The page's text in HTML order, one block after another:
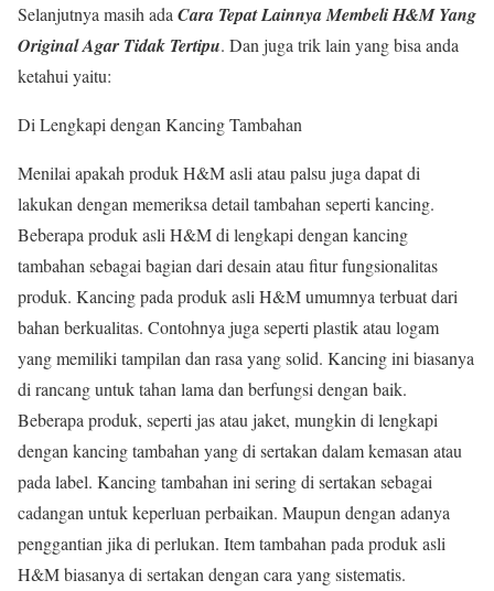
Selanjutnya masih ada Cara Tepat Lainnya Membeli H&M Yang
Original Agar Tidak Tertipu. Dan juga trik lain yang bisa anda
ketahui yaitu:
Di Lengkapi dengan Kancing Tambahan
Menilai apakah produk H&M asli atau palsu juga dapat di
lakukan dengan memeriksa detail tambahan seperti kancing.
Beberapa produk asli H&M di lengkapi dengan kancing
tambahan sebagai bagian dari desain atau fitur fungsionalitas
produk. Kancing pada produk asli H&M umumnya terbuat dari
bahan berkualitas. Contohnya juga seperti plastik atau logam
yang memiliki tampilan dan rasa yang solid. Kancing ini biasanya
di rancang untuk tahan lama dan berfungsi dengan baik.
Beberapa produk, seperti jas atau jaket, mungkin di lengkapi
dengan kancing tambahan yang di sertakan dalam kemasan atau
pada label. Kancing tambahan ini sering di sertakan sebagai
cadangan untuk keperluan perbaikan. Maupun dengan adanya
penggantian jika di perlukan. Item tambahan pada produk asli
H&M biasanya di sertakan dengan cara yang sistematis.